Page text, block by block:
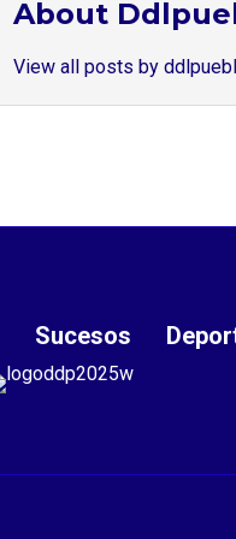
About
View all posts by
Sucesos